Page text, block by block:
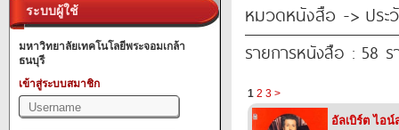
ระบบผู้ใช้
มหาวิทยาลัยเทคโนโลยีพระจอมเกล้า
ธนบุรี
เข้าสู่ระบบสมาชิก
หมวดหนังสือ -> ประ
รายการหนังสือ : 58 ร
1 2 3 >
อัลเบิร์ต ไอน์